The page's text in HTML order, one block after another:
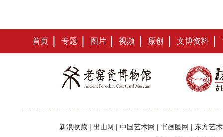
首页 专题 图片 视频 原创 文博资料
新浪收藏 | 出山网 | 中国艺术网 | 书画圈网 | 东方艺